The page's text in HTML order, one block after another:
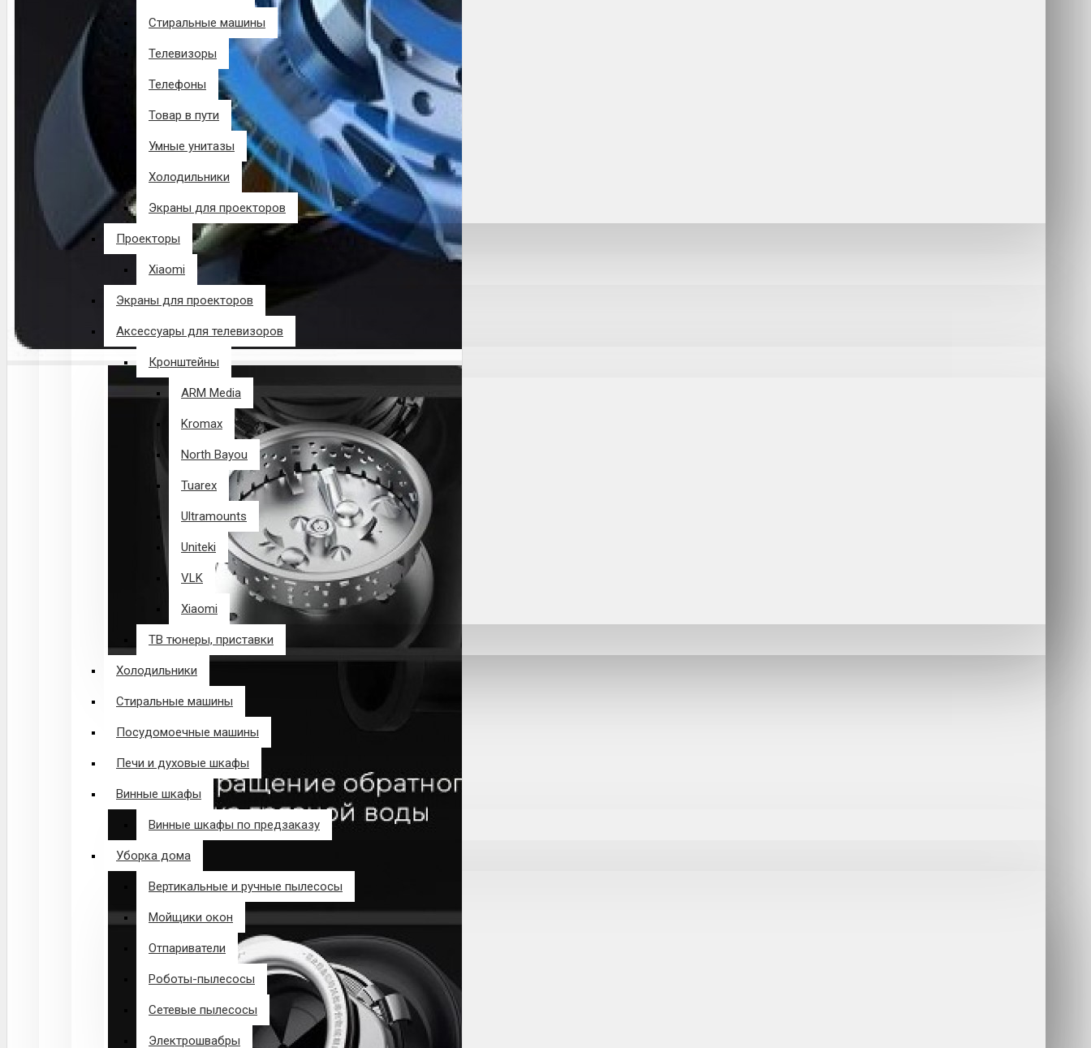
Стиральные машины
Телевизоры
Телефоны
Товар в пути
Умные унитазы
Холодильники
Экраны для проекторов
Проекторы
Xiaomi
Экраны для проекторов
Аксессуары для телевизоров
Кронштейны
ARM Media
Kromax
North Bayou
Tuarex
Ultramounts
Uniteki
VLK
Xiaomi
ТВ тюнеры, приставки
Холодильники
Стиральные машины
Посудомоечные машины
Печи и духовые шкафы
Винные шкафы
Винные шкафы по предзаказу
Уборка дома
Вертикальные и ручные пылесосы
Мойщики окон
Отпариватели
Роботы-пылесосы
Сетевые пылесосы
Электрошвабры